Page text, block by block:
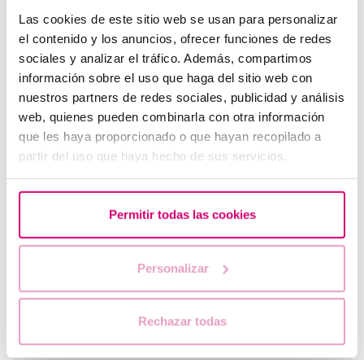
Las cookies de este sitio web se usan para personalizar
el contenido y los anuncios, ofrecer funciones de redes
sociales y analizar el tráfico. Además, compartimos
información sobre el uso que haga del sitio web con
nuestros partners de redes sociales, publicidad y análisis
web, quienes pueden combinarla con otra información
que les haya proporcionado o que hayan recopilado a
partir del uso que haya hecho de sus servicios.
Permitir todas las cookies
Personalizar
Rechazar todas
¿Qué hacer si hay retraso menstrual con un test de
embarazo negativo?
¿Puedo quedar embarazada si he tenido o tengo
quistes en los ovarios?